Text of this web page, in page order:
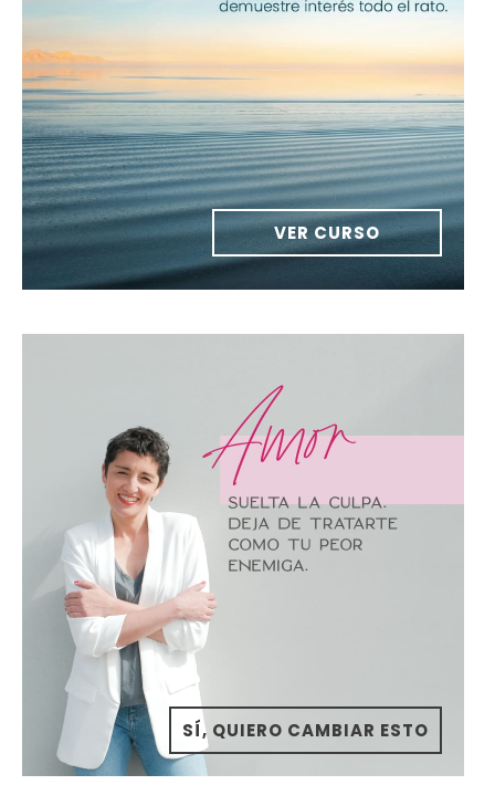
VER CURSO
SÍ, QUIERO CAMBIAR ESTO